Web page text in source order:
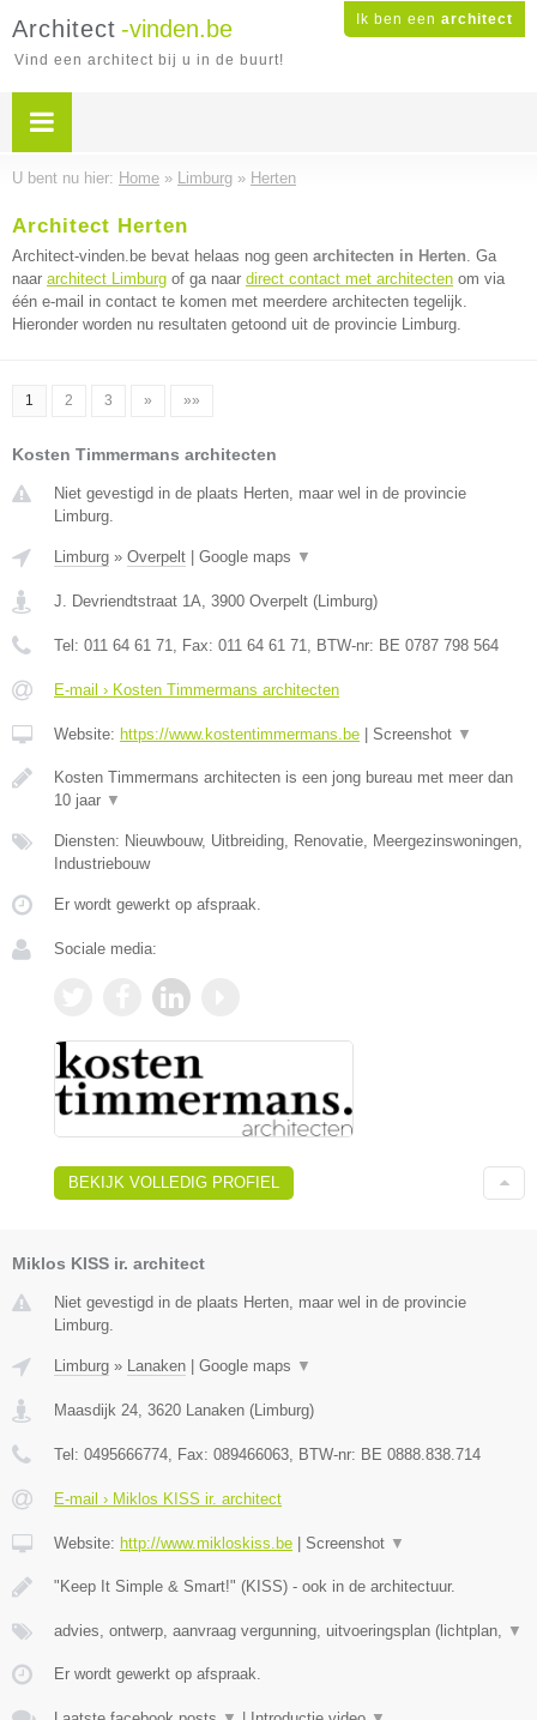
Ik ben een architect
Architect -vinden.be
Vind een architect bij u in de buurt!
U bent nu hier: Home » Limburg » Herten
Architect Herten
Architect-vinden.be bevat helaas nog geen architecten in Herten. Ga
naar architect Limburg of ga naar direct contact met architecten om via
één e-mail in contact te komen met meerdere architecten tegelijk.
Hieronder worden nu resultaten getoond uit de provincie Limburg.
1 2 3 » »»
Kosten Timmermans architecten
Niet gevestigd in de plaats Herten, maar wel in de provincie
Limburg.
Limburg » Overpelt Google maps ▼
J. Devriendtstraat 1A, 3900 Overpelt (Limburg)
Tel: 011 64 61 71, Fax: 011 64 61 71, BTW-nr: BE 0787 798 564
E-mail › Kosten Timmermans architecten
Website: https://www.kostentimmermans.be Screenshot ▼
Kosten Timmermans architecten is een jong bureau met meer dan
10 jaar ▼
Diensten: Nieuwbouw, Uitbreiding, Renovatie, Meergezinswoningen,
Industriebouw
Er wordt gewerkt op afspraak.
Sociale media:
BEKIJK VOLLEDIG PROFIEL
Miklos KISS ir. architect
Niet gevestigd in de plaats Herten, maar wel in de provincie
Limburg.
Limburg » Lanaken Google maps ▼
Maasdijk 24, 3620 Lanaken (Limburg)
Tel: 0495666774, Fax: 089466063, BTW-nr: BE 0888.838.714
E-mail › Miklos KISS ir. architect
Website: http://www.mikloskiss.be Screenshot ▼
"Keep It Simple & Smart!" (KISS) - ook in de architectuur.
advies, ontwerp, aanvraag vergunning, uitvoeringsplan (lichtplan, ▼
Er wordt gewerkt op afspraak.